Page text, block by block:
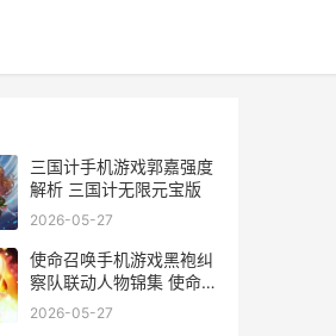
三国计手机游戏郭嘉强度
解析 三国计无限元宝版
2026-05-27
使命召唤手机游戏黑袍纠
察队联动人物锦集 使命召
唤手游18183
2026-05-27